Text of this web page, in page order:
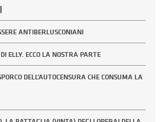
ANTIBERLUSCONIANI
ELLY. ECCO LA NOSTRA PARTE
DELL’AUTOCENSURA CHE CONSUMA LA